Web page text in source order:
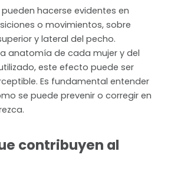
hacerse evidentes en
o movimientos, sobre
y lateral del pecho.
anatomía de cada mujer y del
este efecto puede ser
Es fundamental entender
se puede prevenir o corregir en
contribuyen al